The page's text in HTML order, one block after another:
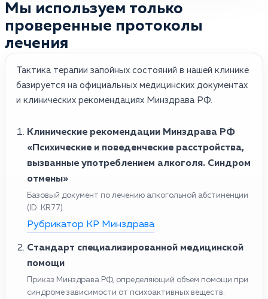
Мы используем только
проверенные протоколы
лечения
Тактика терапии запойных состояний в нашей клинике
базируется на официальных медицинских документах
и клинических рекомендациях Минздрава РФ.
Клинические рекомендации Минздрава РФ
«Психические и поведенческие расстройства,
вызванные употреблением алкоголя. Синдром
отмены»
Базовый документ по лечению алкогольной абстиненции
(ID: KR77).
Рубрикатор КР Минздрава
Стандарт специализированной медицинской
помощи
Приказ Минздрава РФ, определяющий объем помощи при
синдроме зависимости от психоактивных веществ.